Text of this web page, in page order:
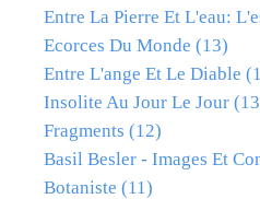
Entre La Pierre Et L'eau:
Ecorces Du Monde (13)
Entre L'ange Et Le Diable
Insolite Au Jour Le Jour
Fragments (12)
Basil Besler - Images Et
Botaniste (11)